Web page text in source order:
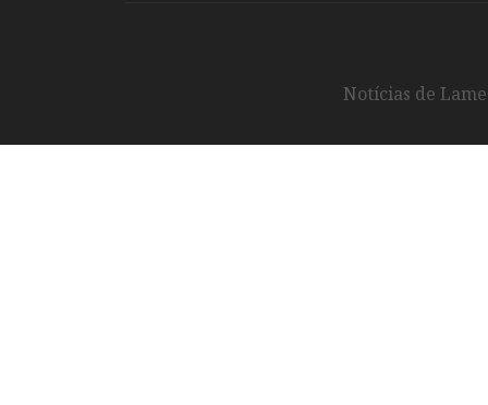
Notícias de